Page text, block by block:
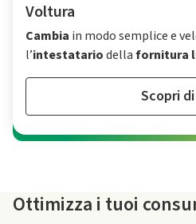
Voltura
Cambia in modo semplice e
l’intestatariodellafornitura
Scopri
Ottimizza i tuoi